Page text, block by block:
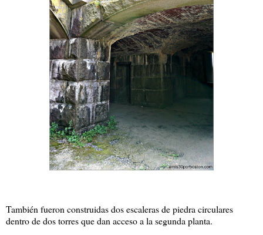
También fueron construidas dos escaleras de piedra circulares
dentro de dos torres que dan acceso a la segunda planta.